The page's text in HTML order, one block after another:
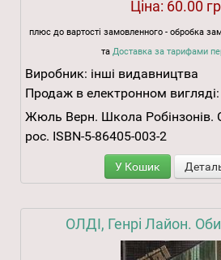
Ціна: 60.00
плюс до вартості замовленного - обробка
та Доставка за тарифами
Виробник: інші видавництва
Продаж в електронном вигляді:
Жюль Верн. Школа Робінзонів.
рос. ІSВN-5-86405-003-2
У Кошик
ОЛДІ, Генрі Лайон.